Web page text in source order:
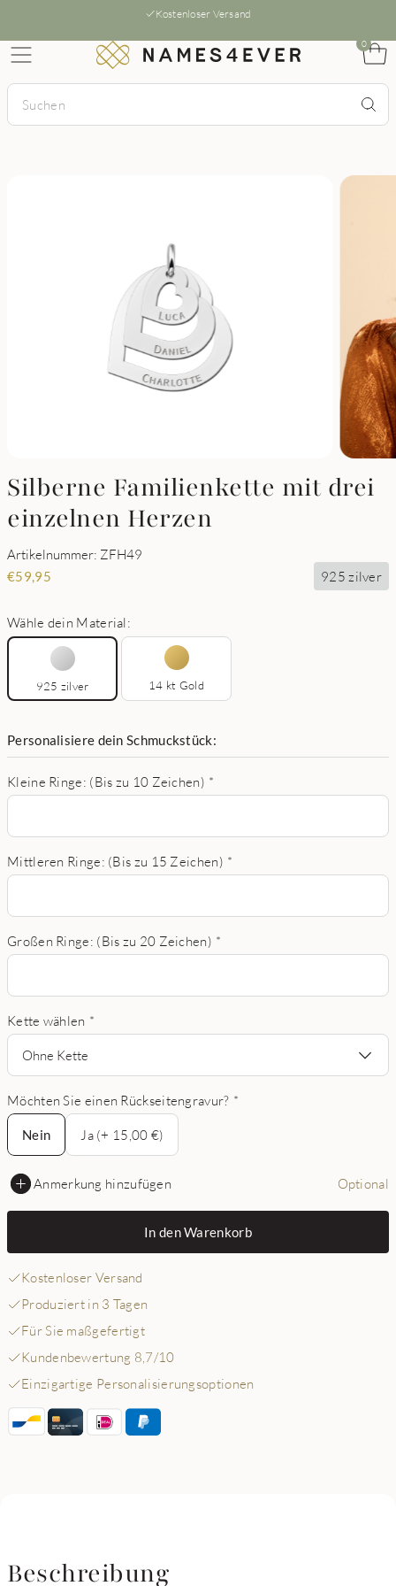
Kostenloser Versand
0
Silberne Familienkette mit drei
einzelnen Herzen
Artikelnummer: ZFH49
€59,95 925 zilver
Wähle dein Material:
925 zilver 14 kt Gold
Personalisiere dein Schmuckstück:
Kleine Ringe: (Bis zu 10 Zeichen) *
Mittleren Ringe: (Bis zu 15 Zeichen) *
Großen Ringe: (Bis zu 20 Zeichen) *
Kette wählen *
Ohne Kette
Möchten Sie einen Rückseitengravur? *
Nein
Nein
Ja (+ 15,00 €)
Anmerkung hinzufügen Optional
In den Warenkorb
Kostenloser Versand
Produziert in 3 Tagen
Für Sie maßgefertigt
Kundenbewertung 8,7/10
Einzigartige Personalisierungsoptionen
Beschreibung